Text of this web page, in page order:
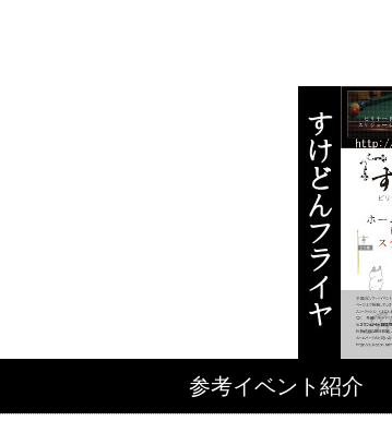
参考イベント紹介